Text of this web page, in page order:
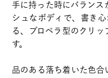
手に持った時にバランス
シュなボディで、書き
る、プロペラ型のクリッ
す。
品のある落ち着いた色合